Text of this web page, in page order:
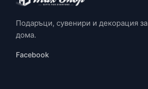
Подаръци, сувенири и декорация за
дома.
Facebook